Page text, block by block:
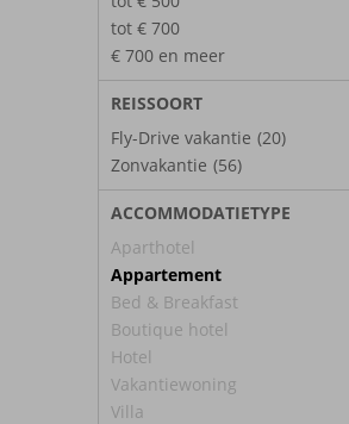
tot € 700
€ 700 en meer
REISSOORT
Fly-Drive vakantie (20)
Zonvakantie (56)
ACCOMMODATIETYPE
Aparthotel
Appartement
Bed & Breakfast
Boutique hotel
Hotel
Vakantiewoning
Villa